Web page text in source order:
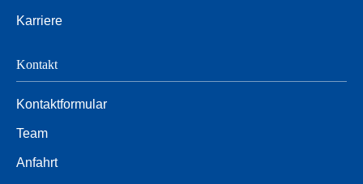
Karriere
Kontakt
Kontaktformular
Team
Anfahrt